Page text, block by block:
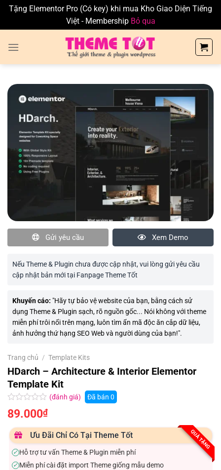
Tặng Elementor Pro (Có key) khi mua Kho Giao Diện Tiếng
Việt - Membership Bỏ qua
Gửi yêu cầu Xem Demo
Nếu Theme & Plugin chưa được cập nhật, vui lòng gửi yêu cầu
cập nhật bản mới tại Fanpage Theme Tốt
Khuyến cáo: "Hãy tự bảo vệ website của bạn, bằng cách sử
dụng Theme & Plugin sạch, rõ nguồn gốc... Nói không với theme
miễn phí trôi nổi trên mạng, luôn tìm ẩn mã độc ăn cắp dữ liệu,
ảnh hưởng thứ hạng SEO Web và người dùng của bạn!".
Trang chủ / Template Kits
HDarch – Architecture & Interior Elementor
Template Kit
Được
xếp
0.0
5
sao
(đánh giá) Đã bán 0
89.000₫
QUÀ TẶNG
Ưu Đãi Chỉ Có Tại Theme Tốt
✓Hỗ trợ tư vấn Theme & Plugin miễn phí
✓Miễn phí cài đặt import Theme giống mẫu demo